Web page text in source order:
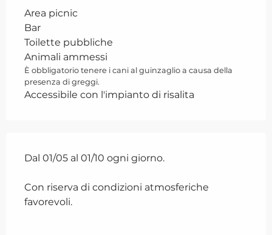
Area picnic
Bar
Toilette pubbliche
Animali ammessi
È obbligatorio tenere i cani al guinzaglio a causa della
presenza di greggi.
Accessibile con l'impianto di risalita
Dal 01/05 al 01/10 ogni giorno.
Con riserva di condizioni atmosferiche
favorevoli.